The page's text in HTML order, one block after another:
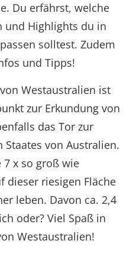
Du erfährst, welche
und Highlights du in
solltest. Zudem
und Tipps!
Westaustralien ist
zur Erkundung von
das Tor zur
von Australien.
7 x so groß wie
dieser riesigen Fläche
leben. Davon ca. 2,4
oder? Viel Spaß in
Westaustralien!